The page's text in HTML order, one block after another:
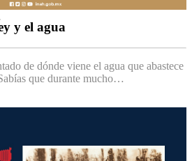
y el agua
de dónde viene el agua que abastece
que durante mucho…